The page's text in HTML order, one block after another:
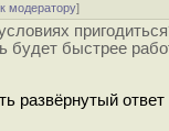
к модератору]
будет быстрее
развёрнутый ответ